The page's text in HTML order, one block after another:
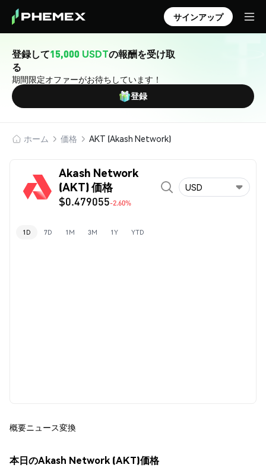
サインアップ
登録して15,000 USDTの報酬を受け取
る
期間限定オファーがお待ちしています！
登録
ホーム 価格 AKT (Akash Network)
Akash Network
(AKT) 価格
$0.479055-2.60%
USD
1D 7D 1M 3M 1Y YTD
概要ニュース変換
本日のAkash Network (AKT)価格